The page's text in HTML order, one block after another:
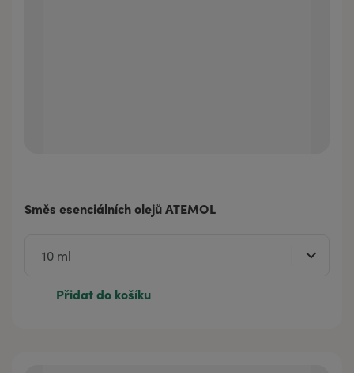
Směs esenciálních olejů ATEMOL
Přidat do košíku